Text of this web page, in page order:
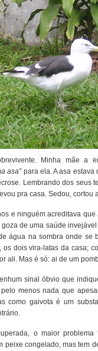
Minha mãe a
asa”para ela. A asa estava
Lembrando dos seus
pra casa. Sedou, cortou
e ninguém acreditava que
de uma saúde
água na sombra onde se
os dois vira-latas da casa;
ali. Mas é só: ai de um
sinal óbvio que
menos nada que
como gaivota é um
o maior
peixe congelado, mas tem